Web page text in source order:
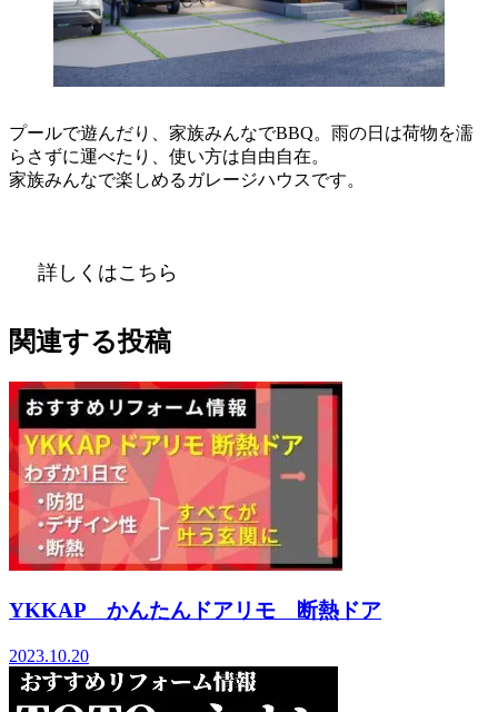
プールで遊んだり、家族みんなでBBQ。雨の日は荷物を濡
らさずに運べたり、使い方は自由自在。
家族みんなで楽しめるガレージハウスです。
詳しくはこちら
関連する投稿
YKKAP かんたんドアリモ 断熱ドア
2023.10.20